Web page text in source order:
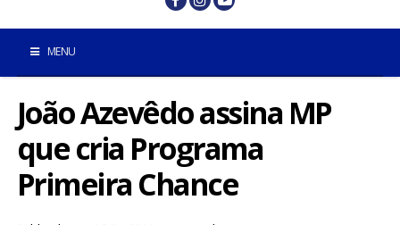
MENU
INÍCIO
POMBAL E REGIÃO
João Azevêdo assina MP
que cria Programa
Primeira Chance